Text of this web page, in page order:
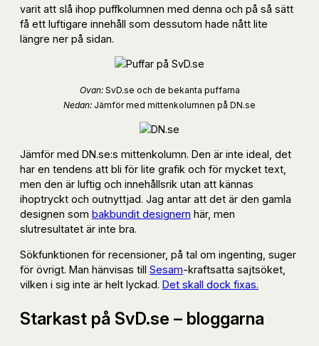
varit att slå ihop puffkolumnen med denna och på så sätt
få ett luftigare innehåll som dessutom hade nått lite
längre ner på sidan.
Ovan:SvD.se och de bekanta puffarna
Nedan: Jämför med mittenkolumnen på DN.se
Jämför med DN.se:s mittenkolumn. Den är inte ideal, det
har en tendens att bli för lite grafik och för mycket text,
men den är luftig och innehållsrik utan att kännas
ihoptryckt och outnyttjad. Jag antar att det är den gamla
designen som bakbundit designern här, men
slutresultatet är inte bra.
Sökfunktionen för recensioner, på tal om ingenting, suger
för övrigt. Man hänvisas till Sesam-kraftsatta sajtsöket,
vilken i sig inte är helt lyckad. Det skall dock fixas.
Starkast på SvD.se – bloggarna